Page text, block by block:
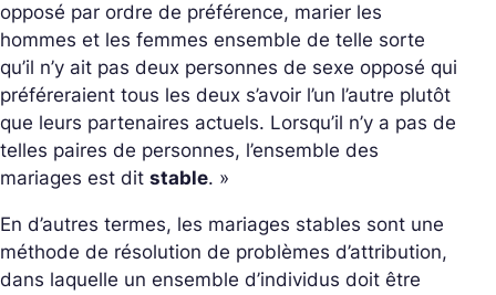
opposé par ordre de préférence, marier les
hommes et les femmes ensemble de telle sorte
qu’il n’y ait pas deux personnes de sexe opposé qui
préféreraient tous les deux s’avoir l’un l’autre plutôt
que leurs partenaires actuels. Lorsqu’il n’y a pas de
telles paires de personnes, l’ensemble des
mariages est dit stable. »
En d’autres termes, les mariages stables sont une
méthode de résolution de problèmes d’attribution,
dans laquelle un ensemble d’individus doit être